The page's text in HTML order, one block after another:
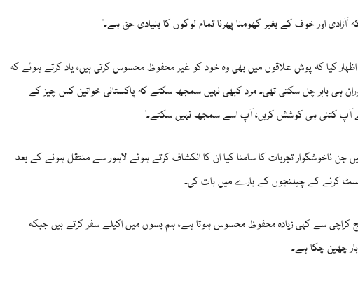
"آزادی اور خوف کے بغیر گھومنا پھرنا تمام لوگوں کا بنیادی حق ہے۔"
کیا کہ پوش علاقوں میں بھی وہ خود کو غیر محفوظ محسوس کرتی ہیں، یاد کرتے ہوئے کہ
ہی باہر چل سکتی تھی۔ مرد کبھی نہیں سمجھ سکتے کہ پاکستانی خواتین کس چیز کے
آپ کتنی ہی کوشش کریں، آپ اسے سمجھ نہیں سکتے۔"
ناخوشگوار تجربات کا سامنا کیا ان کا انکشاف کرتے ہوئے لاہور سے منتقل ہونے کے بعد
کرنے کے چیلنجوں کے بارے میں بات کی۔
کراچی سے کہی زیادہ محفوظ محسوس ہوتا ہے، ہم بسوں میں اکیلے سفر کرتے ہیں جبکہ
چھین چکا ہے۔